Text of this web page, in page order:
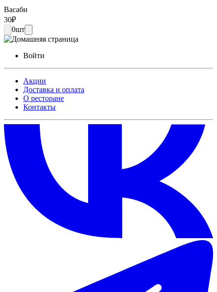
Васаби
30₽
0шт
Войти
Акции
Доставка и оплата
О ресторане
Контакты